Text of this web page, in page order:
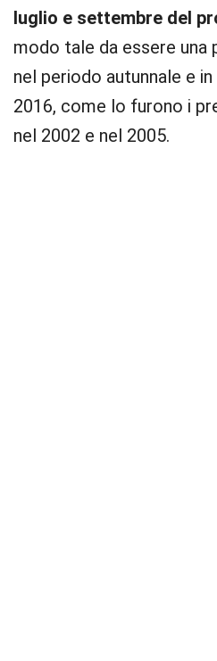
luglio e settembre del
modo tale da essere una
nel periodo autunnale e
2016, come lo furono i
nel 2002 e nel 2005.